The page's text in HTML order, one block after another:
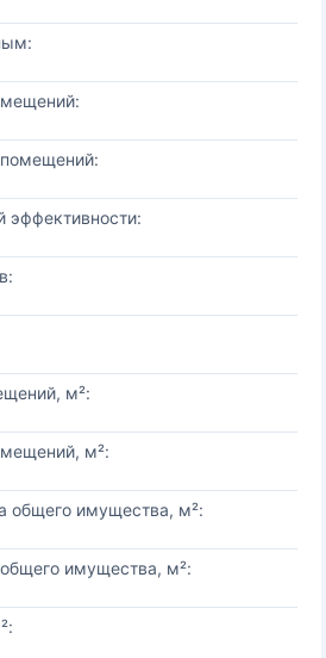
эффективности:
м²:
м²:
общего имущества, м²:
имущества, м²: